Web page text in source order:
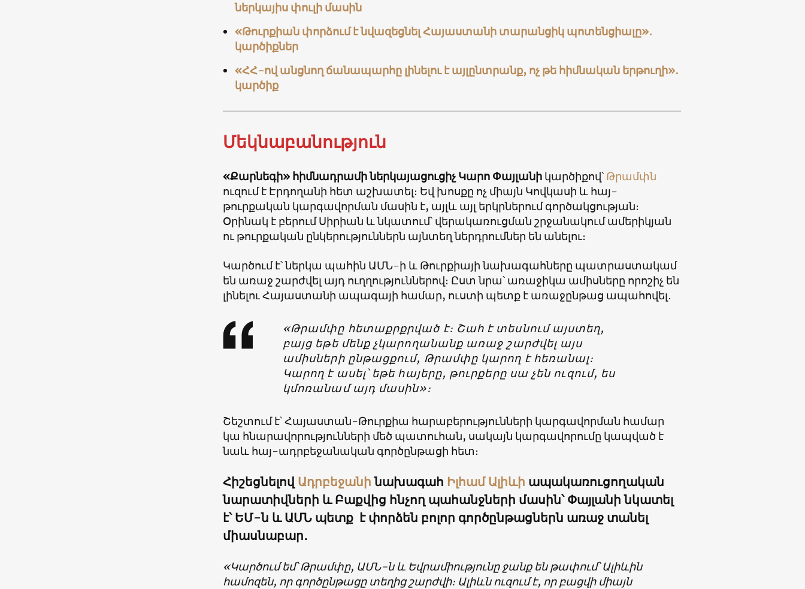
ներկայիս փուլի մասին
«Թուրքիան փորձում է նվազեցնել Հայաստանի տարանցիկ պոտենցիալը»․
կարծիքներ
«ՀՀ-ով անցնող ճանապարհը լինելու է այլընտրանք, ոչ թե հիմնական երթուղի»․
կարծիք
Մեկնաբանություն
«Քարնեգի» հիմնադրամի ներկայացուցիչ Կարո Փայլանի կարծիքով՝ Թրամփն
ուզում է Էրդողանի հետ աշխատել։ Եվ խոսքը ոչ միայն Կովկասի և հայ-
թուրքական կարգավորման մասին է, այլև այլ երկրներում գործակցության։
Օրինակ է բերում Սիրիան և նկատում՝ վերակառուցման շրջանակում ամերիկյան
ու թուրքական ընկերություններն այնտեղ ներդրումներ են անելու։
Կարծում է՝ ներկա պահին ԱՄՆ-ի և Թուրքիայի նախագահները պատրաստակամ
են առաջ շարժվել այդ ուղղություններով։ Ըստ նրա՝ առաջիկա ամիսները որոշիչ են
լինելու Հայաստանի ապագայի համար, ուստի պետք է առաջընթաց ապահովել․
«Թրամփը հետաքրքրված է։ Շահ է տեսնում այստեղ,
բայց եթե մենք չկարողանանք առաջ շարժվել այս
ամիսների ընթացքում, Թրամփը կարող է հեռանալ։
Կարող է ասել՝ եթե հայերը, թուրքերը սա չեն ուզում, ես
կմոռանամ այդ մասին»։
Շեշտում է՝ Հայաստան-Թուրքիա հարաբերությունների կարգավորման համար
կա հնարավորությունների մեծ պատուհան, սակայն կարգավորումը կապված է
նաև հայ-ադրբեջանական գործընթացի հետ։
Հիշեցնելով Ադրբեջանի նախագահ Իլհամ Ալիևի ապակառուցողական
նարատիվների և Բաքվից հնչող պահանջների մասին՝ Փայլանի նկատել
է՝ ԵՄ-ն և ԱՄՆ պետք է փորձեն բոլոր գործընթացներն առաջ տանել
միասնաբար․
«Կարծում եմ՝ Թրամփը, ԱՄՆ-ն և Եվրամիությունը ջանք են թափում՝ Ալիևին
համոզեն, որ գործընթացը տեղից շարժվի։ Ալիևն ուզում է, որ բացվի միայն